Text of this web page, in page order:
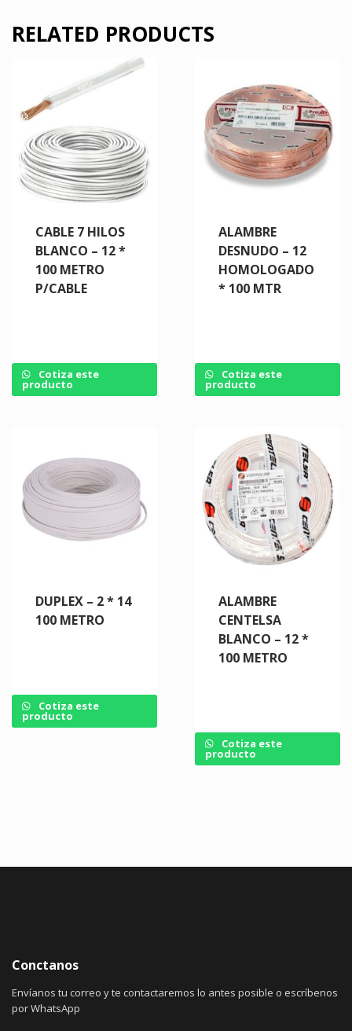
RELATED PRODUCTS
CABLE 7 HILOS
BLANCO – 12 *
100 METRO
P/CABLE
Cotiza este
producto
ALAMBRE
DESNUDO – 12
HOMOLOGADO
* 100 MTR
Cotiza este
producto
DUPLEX – 2 * 14
100 METRO
Cotiza este
producto
ALAMBRE
CENTELSA
BLANCO – 12 *
100 METRO
Cotiza este
producto
Conctanos
Envíanos tu correo y te contactaremos lo antes posible o escríbenos
por WhatsApp